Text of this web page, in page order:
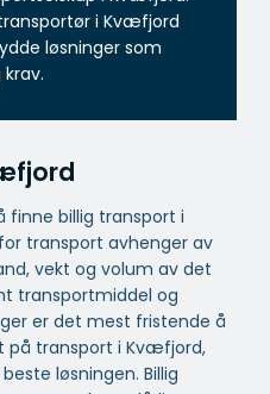
i Kvæfjord
løsninger som
billig transport i
transport avhenger av
vekt og volum av det
transportmiddel og
er det mest fristende å
på transport i Kvæfjord,
løsningen. Billig